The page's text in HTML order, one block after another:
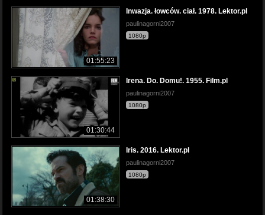
01:55:23
Inwazja. łowców. ciał. 1978. Lektor.pl
paulinagorni2007
1080p
01:30:44
Irena. Do. Domu!. 1955. Film.pl
paulinagorni2007
1080p
01:38:30
Iris. 2016. Lektor.pl
paulinagorni2007
1080p